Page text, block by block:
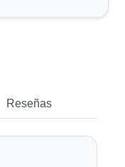
Reseñas